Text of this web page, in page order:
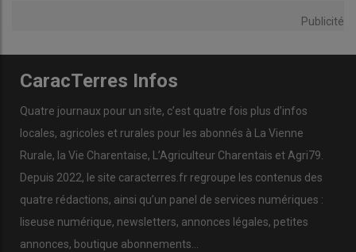
Publicité
CaracTerres Infos
Quatre journaux pour un site, c’est quatre fois plus d’infos
locales, agricoles et rurales pour les abonnés à La Vienne
Rurale, la Vie Charentaise, L’Agriculteur Charentais et Agri79.
Depuis 2022, le site caracterres.fr regroupe les contenus des
quatre rédactions, ainsi qu’un panel de services numériques :
liseuse numérique, newsletters, annonces légales, petites
annonces, boutique abonnements…